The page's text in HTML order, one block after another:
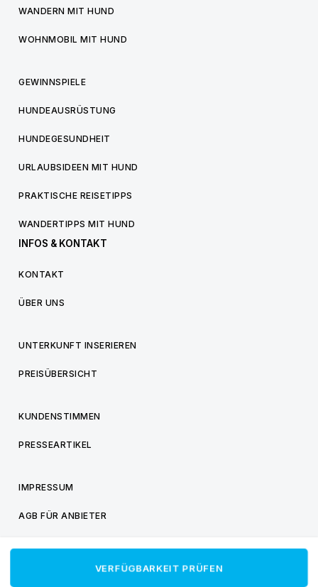
VERFÜGBARKEIT PRÜFEN
WANDERN MIT HUND
WOHNMOBIL MIT HUND
GEWINNSPIELE
HUNDEAUSRÜSTUNG
HUNDEGESUNDHEIT
URLAUBSIDEEN MIT HUND
PRAKTISCHE REISETIPPS
WANDERTIPPS MIT HUND
INFOS & KONTAKT
KONTAKT
ÜBER UNS
UNTERKUNFT INSERIEREN
PREISÜBERSICHT
KUNDENSTIMMEN
PRESSEARTIKEL
IMPRESSUM
AGB FÜR ANBIETER